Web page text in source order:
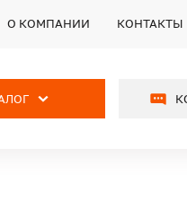
О КОМПАНИИ КОНТАКТЫ